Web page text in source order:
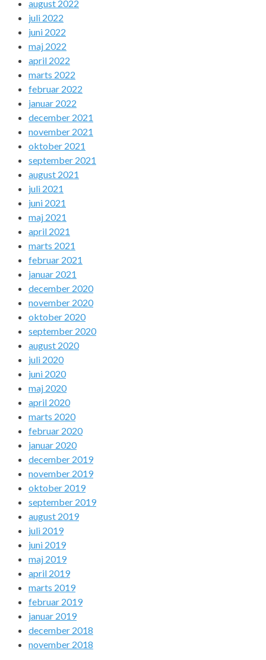
august 2022
juli 2022
juni 2022
maj 2022
april 2022
marts 2022
februar 2022
januar 2022
december 2021
november 2021
oktober 2021
september 2021
august 2021
juli 2021
juni 2021
maj 2021
april 2021
marts 2021
februar 2021
januar 2021
december 2020
november 2020
oktober 2020
september 2020
august 2020
juli 2020
juni 2020
maj 2020
april 2020
marts 2020
februar 2020
januar 2020
december 2019
november 2019
oktober 2019
september 2019
august 2019
juli 2019
juni 2019
maj 2019
april 2019
marts 2019
februar 2019
januar 2019
december 2018
november 2018